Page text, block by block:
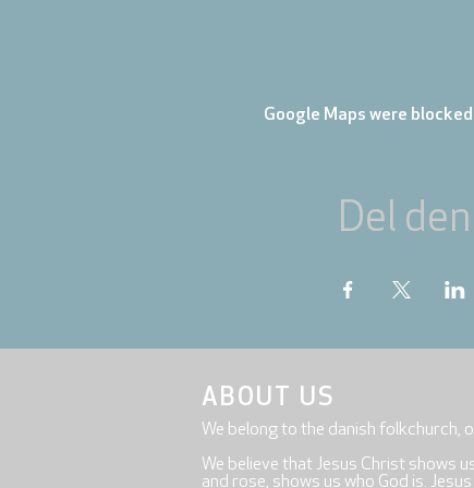
Google Maps were
Del
ABOUT US
We belong to the danish folkchurch,
We believe that Jesus Christ shows
and rose, shows us who God is.